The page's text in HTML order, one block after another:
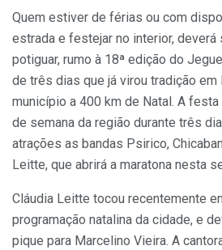
Quem estiver de férias ou com
estrada e festejar no interior, deverá
potiguar, rumo à 18ª edição do
de três dias que já virou tradição em
município a 400 km de Natal. A
de semana da região durante três
atrações as bandas Psirico,
Leitte, que abrirá a maratona nesta
Cláudia Leitte tocou recentemente
programação natalina da cidade, e
pique para Marcelino Vieira. A